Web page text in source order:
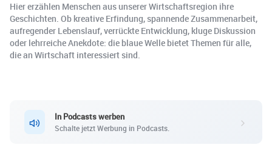
Hier erzählen Menschen aus unserer Wirtschaftsregion ihre
Geschichten. Ob kreative Erfindung, spannende Zusammenarbeit,
aufregender Lebenslauf, verrückte Entwicklung, kluge Diskussion
oder lehrreiche Anekdote: die blaue Welle bietet Themen für alle,
die an Wirtschaft interessiert sind.
In Podcasts werben
Schalte jetzt Werbung in Podcasts.